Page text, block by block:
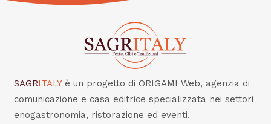
SAGRITALY è un progetto di ORIGAMI Web, agenzia di
comunicazione e casa editrice specializzata nei settori
enogastronomia, ristorazione ed eventi.